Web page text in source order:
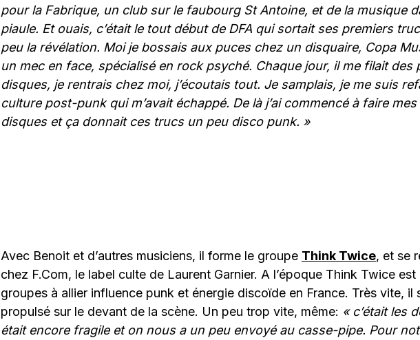
pour la Fabrique, un club sur le faubourg St Antoine, et de la musique
piaule. Et ouais, c’était le tout début de DFA qui sortait ses premiers
peu la révélation. Moi je bossais aux puces chez un disquaire, Copa
un mec en face, spécialisé en rock psyché. Chaque jour, il me filait des
disques, je rentrais chez moi, j’écoutais tout. Je samplais, je me suis
culture post-punk qui m’avait échappé. De là j’ai commencé à faire
disques et ça donnait ces trucs un peu disco punk. »
Avec Benoit et d’autres musiciens, il forme le groupe Think Twice, et se
chez F.Com, le label culte de Laurent Garnier. A l’époque Think Twice est
groupes à allier influence punk et énergie discoïde en France. Très vite, il
propulsé sur le devant de la scène. Un peu trop vite, même: « c’était les
était encore fragile et on nous a un peu envoyé au casse-pipe. Pour